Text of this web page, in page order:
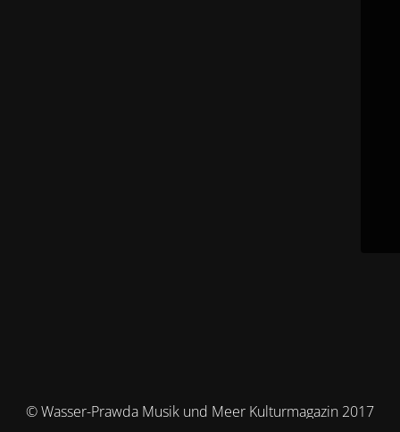
© Wasser-Prawda Musik und Meer Kulturmagazin 2017